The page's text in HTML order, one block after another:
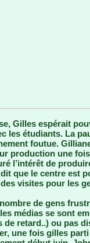
Gilles espérait
les étudiants. La
foutue.
production une
l’intérêt de
que le centre est
visites pour les
de gens
médias se sont
de retard..) ou pas
une fois gilles